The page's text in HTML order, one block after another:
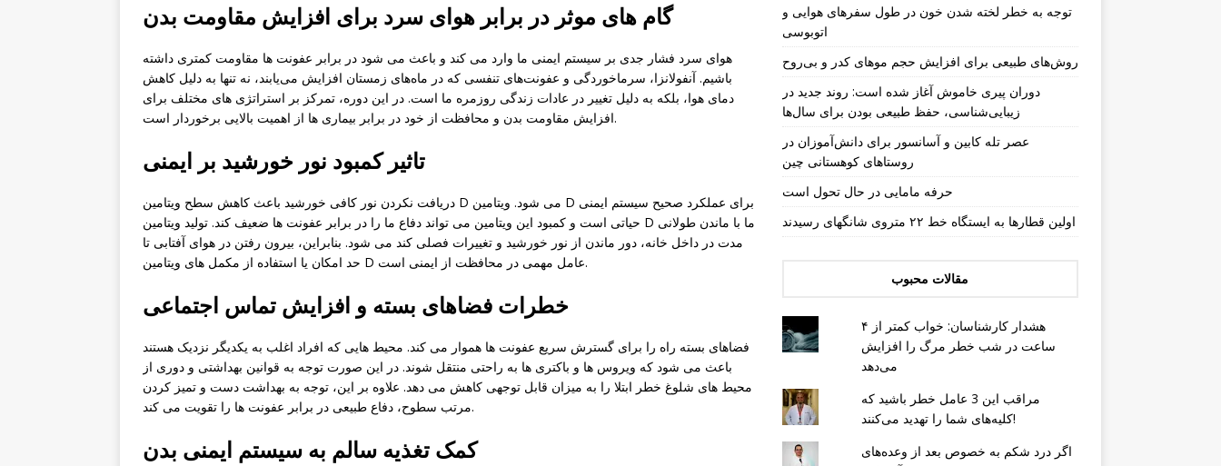
گام های موثر در برابر هوای سرد برای افزایش مقاومت بدن
هوای سرد فشار جدی بر سیستم ایمنی ما وارد می کند و باعث می شود در برابر عفونت ها مقاومت کمتری داشته
باشیم. آنفولانزا، سرماخوردگی و عفونت‌های تنفسی که در ماه‌های زمستان افزایش می‌یابند، نه تنها به دلیل کاهش
دمای هوا، بلکه به دلیل تغییر در عادات زندگی روزمره ما است. در این دوره، تمرکز بر استراتژی های مختلف برای
افزایش مقاومت بدن و محافظت از خود در برابر بیماری ها از اهمیت بالایی برخوردار است.
تاثیر کمبود نور خورشید بر ایمنی
دریافت نکردن نور کافی خورشید باعث کاهش سطح ویتامین D می شود. ویتامین D برای عملکرد صحیح سیستم ایمنی
حیاتی است و کمبود این ویتامین می تواند دفاع ما را در برابر عفونت ها ضعیف کند. تولید ویتامین D ما با ماندن طولانی
مدت در داخل خانه، دور ماندن از نور خورشید و تغییرات فصلی کند می شود. بنابراین، بیرون رفتن در هوای آفتابی تا
حد امکان یا استفاده از مکمل های ویتامین D عامل مهمی در محافظت از ایمنی است.
خطرات فضاهای بسته و افزایش تماس اجتماعی
فضاهای بسته راه را برای گسترش سریع عفونت ها هموار می کند. محیط هایی که افراد اغلب به یکدیگر نزدیک هستند
باعث می شود که ویروس ها و باکتری ها به راحتی منتقل شوند. در این صورت توجه به قوانین بهداشتی و دوری از
محیط های شلوغ خطر ابتلا را به میزان قابل توجهی کاهش می دهد. علاوه بر این، توجه به بهداشت دست و تمیز کردن
مرتب سطوح، دفاع طبیعی در برابر عفونت ها را تقویت می کند.
کمک تغذیه سالم به سیستم ایمنی بدن
توجه به خطر لخته شدن خون در طول سفرهای هوایی و
اتوبوسی
روش‌های طبیعی برای افزایش حجم موهای کدر و بی‌روح
دوران پیری خاموش آغاز شده است: روند جدید در
زیبایی‌شناسی، حفظ طبیعی بودن برای سال‌ها
عصر تله کابین و آسانسور برای دانش‌آموزان در
روستاهای کوهستانی چین
حرفه مامایی در حال تحول است
اولین قطارها به ایستگاه خط ۲۲ متروی شانگهای رسیدند
مقالات محبوب
هشدار کارشناسان: خواب کمتر از ۴
ساعت در شب خطر مرگ را افزایش
می‌دهد
مراقب این 3 عامل خطر باشید که
کلیه‌های شما را تهدید می‌کنند!
اگر درد شکم به خصوص بعد از وعده‌های